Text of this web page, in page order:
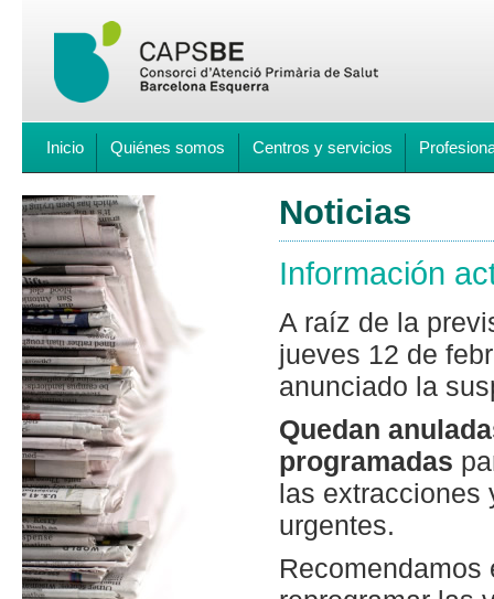
Inicio Quiénes somos Centros y servicios
Noticias
Información
A raíz de la
jueves 12 de
anunciado la
Quedan
programadas
las
urgentes.